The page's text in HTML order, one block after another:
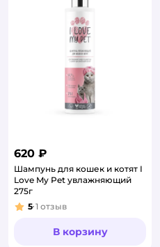
620 ₽
Шампунь для кошек и котят I
Love My Pet увлажняющий
275г
Рейтинг:
5 1 отзыв
В корзину